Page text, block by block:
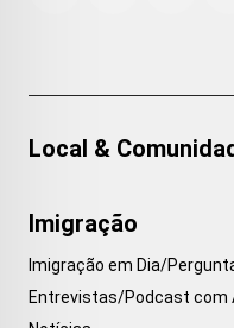
Local &
Imigração
Imigração em Dia/
Entrevistas/Podcast com